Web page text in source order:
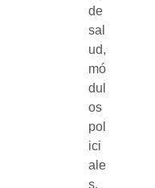
de
sal
ud,
mó
dul
os
pol
ici
ale
s,